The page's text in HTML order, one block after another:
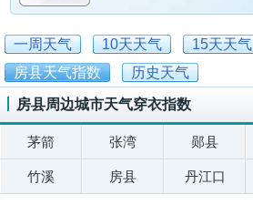
一周天气 10天天气 15天天气
房县天气指数
历史天气
房县周边城市天气穿衣指数
茅箭 张湾 郧县
竹溪 房县 丹江口